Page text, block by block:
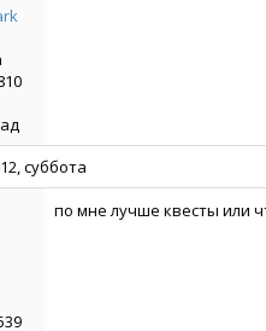
суббота
по мне лучше квесты или